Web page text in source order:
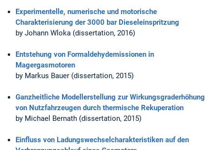
Experimentelle, numerische und motorische
Charakterisierung der 3000 bar Dieseleinspritzung
by Johann Wloka (dissertation, 2016)
Entstehung von Formaldehydemissionen in
Magergasmotoren
by Markus Bauer (dissertation, 2015)
Ganzheitliche Modellerstellung zur Wirkungsgraderhöhung
von Nutzfahrzeugen durch thermische Rekuperation
by Michael Bernath (dissertation, 2015)
Einfluss von Ladungswechselcharakteristiken auf den